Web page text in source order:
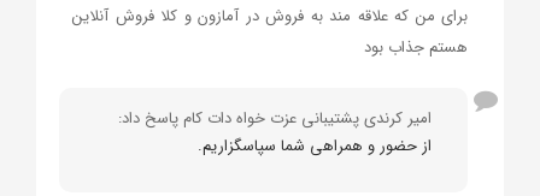
برای من که علاقه مند به فروش در آمازون و کلا فروش آنلاین
هستم جذاب بود
امیر کرندی پشتیبانی عزت خواه دات کام پاسخ داد:
از حضور و همراهی شما سپاسگزاریم.